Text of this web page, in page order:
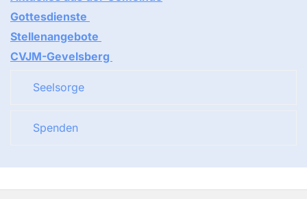
Gottesdienste
Stellenangebote
CVJM-Gevelsberg
Seelsorge
Spenden